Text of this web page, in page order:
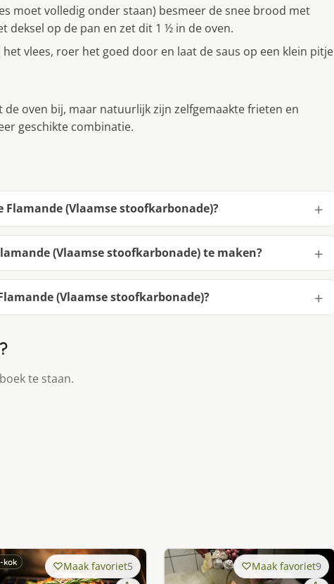
moet volledig onder staan) besmeer de snee brood met
deksel op de pan en zet dit 1 ½ in de oven.
vlees, roer het goed door en laat de saus op een klein pitje
oven bij, maar natuurlijk zijn zelfgemaakte frieten en
geschikte combinatie.
Flamande (Vlaamse stoofkarbonade)?
(Vlaamse stoofkarbonade) te maken?
(Vlaamse stoofkarbonade)?
te staan.
kok Maak favoriet5 Maak favoriet9